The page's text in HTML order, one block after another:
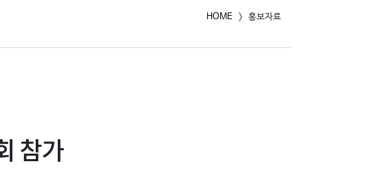
HOME 홍보자료
참가